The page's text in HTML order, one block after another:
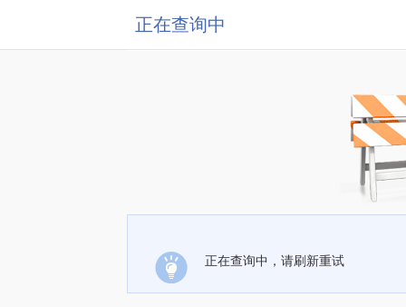
正在查询中
正在查询中，请刷新重试